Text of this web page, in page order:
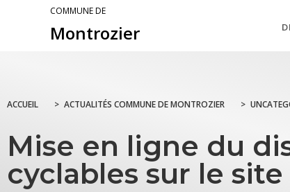
COMMUNE DE
Montrozier
ACCUEIL > ACTUALITÉS COMMUNE DE MONTROZIER >
Mise en ligne du
cyclables sur le